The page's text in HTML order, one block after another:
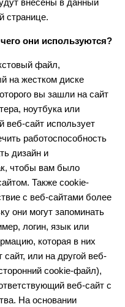
внесены в данный
странице.
они используются?
файл,
на жестком диске
вы зашли на сайт
ноутбука или
веб-сайт использует
работоспособность
дизайн и
чтобы вам было
Также cookie-
с веб-сайтами более
они могут запоминать
логин, язык или
которая в них
или на другой веб-
cookie-файл),
веб-сайт с
На основании